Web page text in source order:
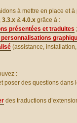
à mettre en place et
, 3.3.x & 4.0.x grâce à :
présentées et traduites ;
(assistance,
:
poser des questions dans
des traductions